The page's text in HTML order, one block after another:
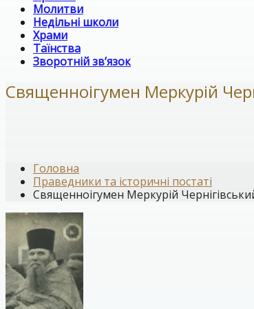
Молитви
Недільні школи
Храми
Таїнства
Зворотній зв’язок
Священноігумен Меркурій
Головна
Праведники та історичні постаті
Священноігумен Меркурій